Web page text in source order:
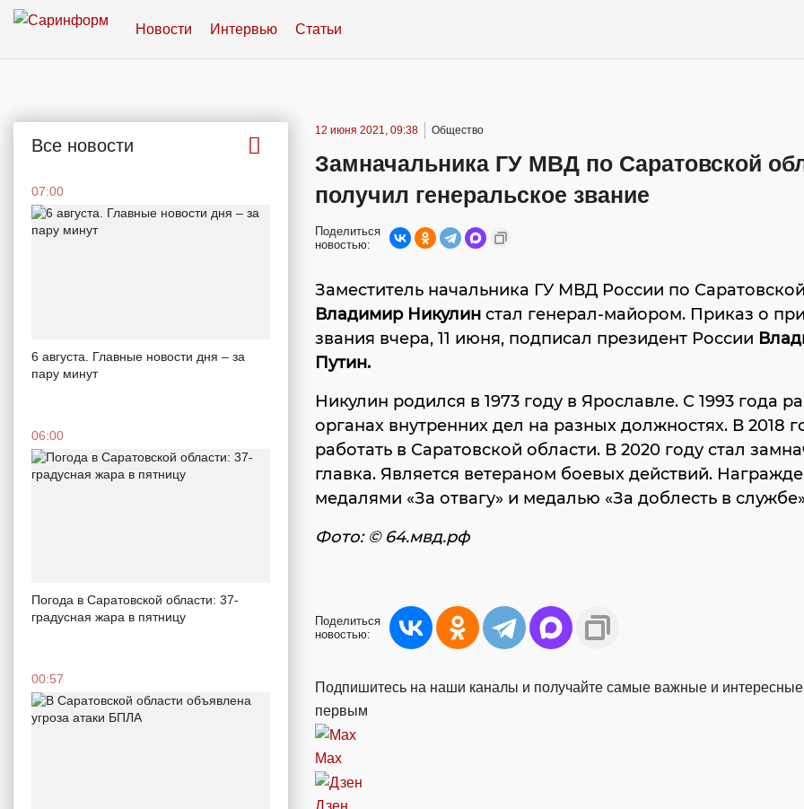
Новости Интервью Статьи
Все новости
07:00
6 августа. Главные новости дня – за
пару минут
06:00
Погода в Саратовской области: 37-
градусная жара в пятницу
00:57
12 июня 2021, 09:38 Общество
Замначальника ГУ МВД по Саратовской
получил генеральское звание
Поделиться
новостью:
Заместитель начальника ГУ МВД России по
Владимир Никулин стал генерал-майором. Приказ о
звания вчера, 11 июня, подписал президент России
Путин.
Никулин родился в 1973 году в Ярославле. С 1993 года
органах внутренних дел на разных должностях. В 2018
работать в Саратовской области. В 2020 году стал
главка. Является ветераном боевых действий.
медалями «За отвагу» и медалью «За доблесть в
Фото: © 64.мвд.рф
Поделиться
новостью:
Подпишитесь на наши каналы и получайте самые важные и интересные
первым
Max
Дзен